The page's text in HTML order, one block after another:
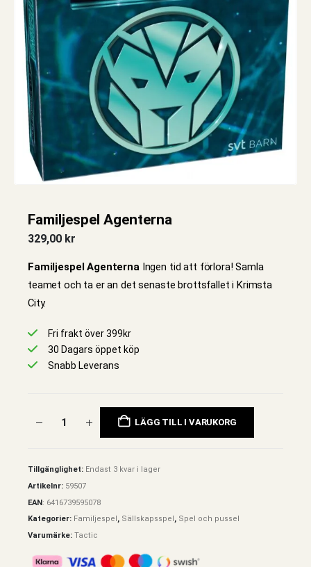
Familjespel Agenterna
329,00 kr
Familjespel AgenternaIngen tid att förlora! Samla
teamet och ta er an det senaste brottsfallet i Krimsta
City.
Fri frakt över 399kr
30 Dagars öppet köp
Snabb Leverans
LÄGG TILL I VARUKORG
Tillgänglighet: Endast 3 kvar i lager
Artikelnr: 59507
EAN: 6416739595078
Kategorier: Familjespel , Sällskapsspel , Spel och pussel
Varumärke: Tactic